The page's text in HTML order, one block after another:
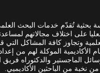
تُقدّم خدمات البحث
على اختلاف مجالاتهم
وتجاوز كافة المشاكل التي
الأكاديمية الموكلة لهم من
الماجستير والدكتوراه فريق
نخبة من الباحثين الأكاديميي.